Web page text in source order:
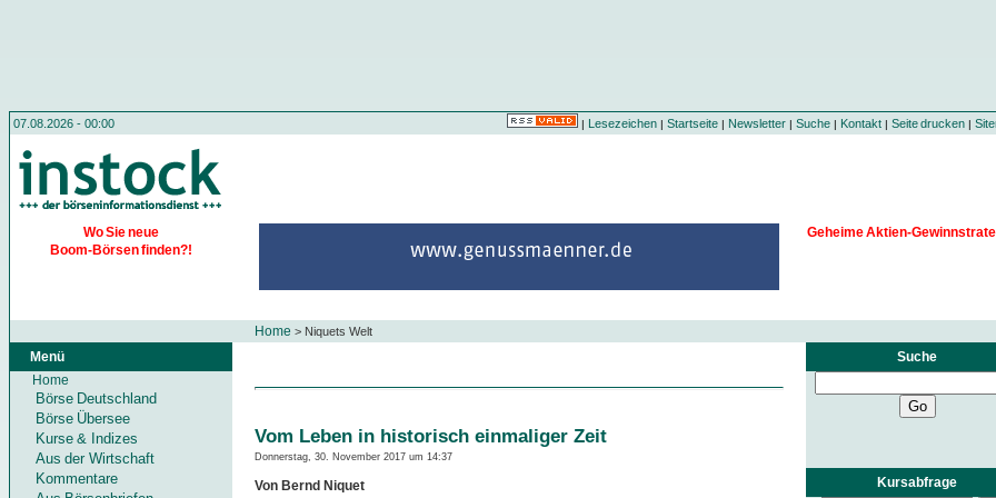
07.08.2026 - 00:00 | Lesezeichen| Startseite| Newsletter| Suche| Kontakt| Seite drucken |
Wo Sie neue
Boom-Börsen finden?!
Geheime Aktien-
Home > Niquets Welt
Menü
Home
Börse Deutschland
Börse Übersee
Kurse & Indizes
Aus der Wirtschaft
Kommentare
Suche
Kursabfrage
Vom Leben in historisch einmaliger Zeit
Donnerstag, 30. November 2017 um 14:37
Von Bernd Niquet